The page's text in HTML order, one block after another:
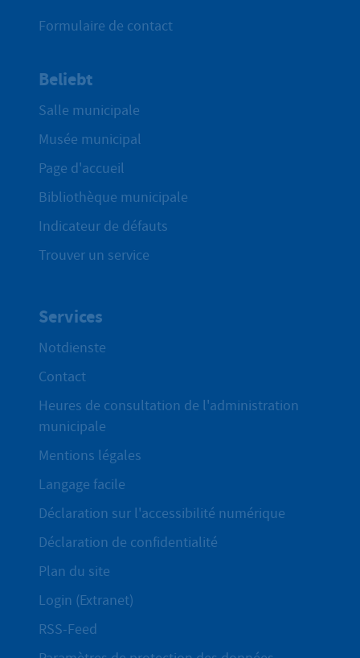
Formulaire de contact
Beliebt
Salle municipale
Musée municipal
Page d'accueil
Bibliothèque municipale
Indicateur de défauts
Trouver un service
Services
Notdienste
Contact
Heures de consultation de l'administration
municipale
Mentions légales
Langage facile
Déclaration sur l'accessibilité numérique
Déclaration de confidentialité
Plan du site
Login (Extranet)
RSS-Feed